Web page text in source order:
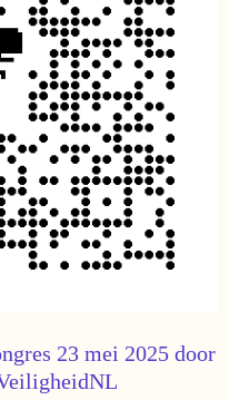
23 mei 2025 door